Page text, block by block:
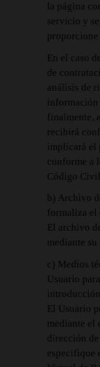
la página
servicio y
En el caso
de
análisis de
información
finalmente,
recibirá
implicará el
conforme a
Código
b) Archivo
formaliza el
El archivo
mediante
c) Medios
Usuario
El Usuario
mediante el
dirección
especifique